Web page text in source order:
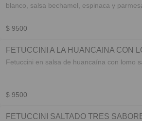
blanco, salsa bechamel, espinaca y
$ 9500
FETUCCINI A LA HUANCAINA CON
Fetuccini en salsa de huancaína con lomo
$ 9500
FETUCCINI SALTADO TRES